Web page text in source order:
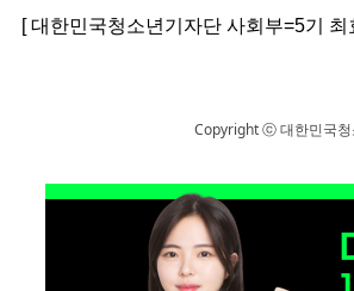
[ 대한민국청소년기자단 사회부=5기 최
Copyright ⓒ 대한민국청